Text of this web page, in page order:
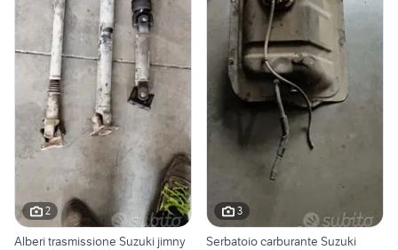
2
Alberi trasmissione Suzuki jimny
3
Serbatoio carburante Suzuki